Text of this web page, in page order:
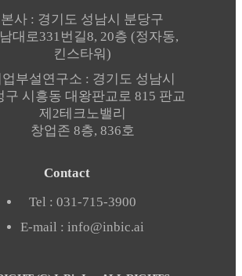
본사​ : 경기도 성남시 분당구
대로331번길8, 20층 (정자동,
킨스타워)
업부설연구소 : 경기도 성남시
구 시흥동 대왕판교로 815 판교
제2테크노밸리
창업존 8층, 836호
Contact
Tel : 031-715-3900
E-mail : info@inbic.ai